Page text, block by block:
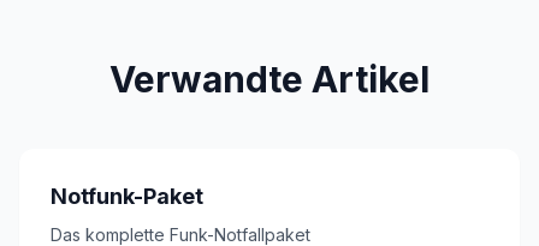
Verwandte Artikel
Notfunk-Paket
Das komplette Funk-Notfallpaket